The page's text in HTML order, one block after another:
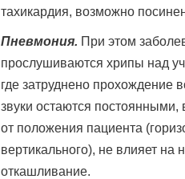
тахикардия, возможно
Пневмония. При этом
прослушиваются хрипы над
где затруднено прохождение
звуки остаются постоянными,
от положения пациента
вертикального), не влияет на
откашливание.